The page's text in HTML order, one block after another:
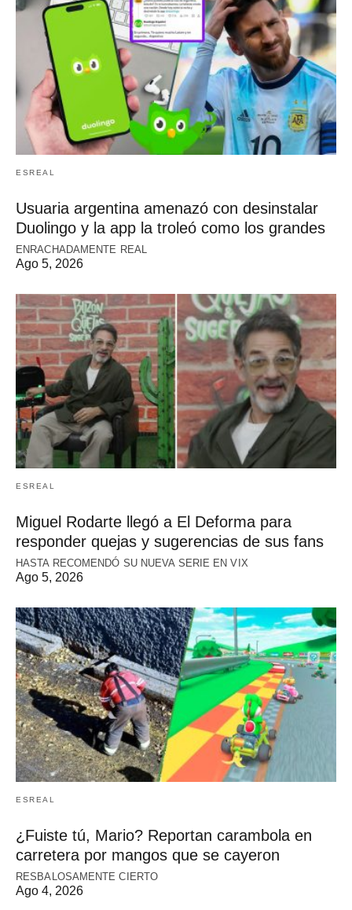
ESREAL
Usuaria argentina amenazó con desinstalar
Duolingo y la app la troleó como los grandes
ENRACHADAMENTE REAL
Ago 5, 2026
ESREAL
Miguel Rodarte llegó a El Deforma para
responder quejas y sugerencias de sus fans
HASTA RECOMENDÓ SU NUEVA SERIE EN VIX
Ago 5, 2026
ESREAL
¿Fuiste tú, Mario? Reportan carambola en
carretera por mangos que se cayeron
RESBALOSAMENTE CIERTO
Ago 4, 2026